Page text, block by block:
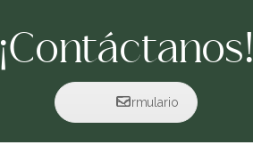
¡Contáctanos!
Formulario